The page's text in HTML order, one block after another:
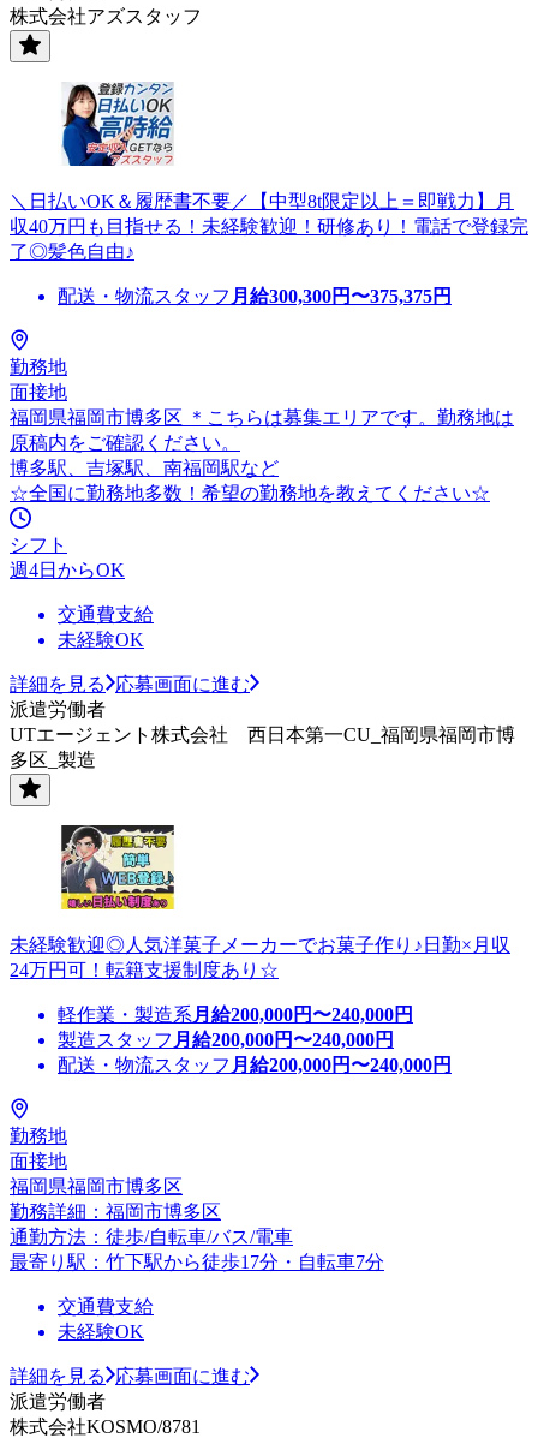
株式会社アズスタッフ
＼日払いOK＆履歴書不要／【中型8t限定以上＝即戦力】月
収40万円も目指せる！未経験歓迎！研修あり！電話で登録完
了◎髪色自由♪
配送・物流スタッフ 月給300,300円〜375,375円
勤務地
面接地
福岡県福岡市博多区 ＊こちらは募集エリアです。勤務地は
原稿内をご確認ください。
博多駅、吉塚駅、南福岡駅など
☆全国に勤務地多数！希望の勤務地を教えてください☆
シフト
週4日からOK
交通費支給
未経験OK
詳細を見る
応募画面に進む
派遣労働者
UTエージェント株式会社 西日本第一CU_福岡県福岡市博
多区_製造
未経験歓迎◎人気洋菓子メーカーでお菓子作り♪日勤×月収
24万円可！転籍支援制度あり☆
軽作業・製造系 月給200,000円〜240,000円
製造スタッフ 月給200,000円〜240,000円
配送・物流スタッフ 月給200,000円〜240,000円
勤務地
面接地
福岡県福岡市博多区
勤務詳細：福岡市博多区
通勤方法：徒歩/自転車/バス/電車
最寄り駅：竹下駅から徒歩17分・自転車7分
交通費支給
未経験OK
詳細を見る
応募画面に進む
派遣労働者
株式会社KOSMO/8781